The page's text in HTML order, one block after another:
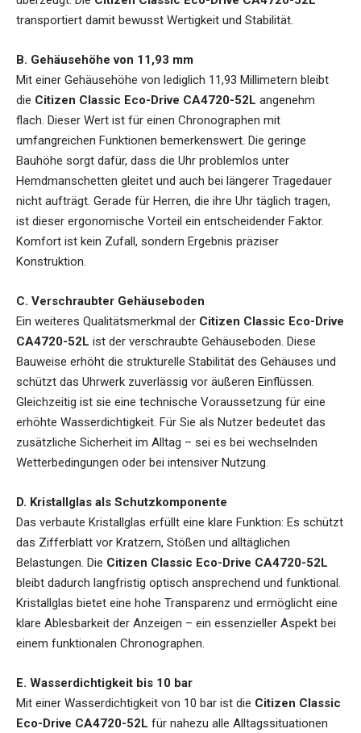
transportiert damit bewusst Wertigkeit und Stabilität.
B. Gehäusehöhe von 11,93 mm
Mit einer Gehäusehöhe von lediglich 11,93 Millimetern bleibt
die Citizen Classic Eco-Drive CA4720-52L angenehm
flach. Dieser Wert ist für einen Chronographen mit
umfangreichen Funktionen bemerkenswert. Die geringe
Bauhöhe sorgt dafür, dass die Uhr problemlos unter
Hemdmanschetten gleitet und auch bei längerer Tragedauer
nicht aufträgt. Gerade für Herren, die ihre Uhr täglich tragen,
ist dieser ergonomische Vorteil ein entscheidender Faktor.
Komfort ist kein Zufall, sondern Ergebnis präziser
Konstruktion.
C. Verschraubter Gehäuseboden
Ein weiteres Qualitätsmerkmal der Citizen Classic Eco-Drive
CA4720-52L ist der verschraubte Gehäuseboden. Diese
Bauweise erhöht die strukturelle Stabilität des Gehäuses und
schützt das Uhrwerk zuverlässig vor äußeren Einflüssen.
Gleichzeitig ist sie eine technische Voraussetzung für eine
erhöhte Wasserdichtigkeit. Für Sie als Nutzer bedeutet das
zusätzliche Sicherheit im Alltag – sei es bei wechselnden
Wetterbedingungen oder bei intensiver Nutzung.
D. Kristallglas als Schutzkomponente
Das verbaute Kristallglas erfüllt eine klare Funktion: Es schützt
das Zifferblatt vor Kratzern, Stößen und alltäglichen
Belastungen. Die Citizen Classic Eco-Drive CA4720-52L
bleibt dadurch langfristig optisch ansprechend und funktional.
Kristallglas bietet eine hohe Transparenz und ermöglicht eine
klare Ablesbarkeit der Anzeigen – ein essenzieller Aspekt bei
einem funktionalen Chronographen.
E. Wasserdichtigkeit bis 10 bar
Mit einer Wasserdichtigkeit von 10 bar ist die Citizen Classic
Eco-Drive CA4720-52L für nahezu alle Alltagssituationen